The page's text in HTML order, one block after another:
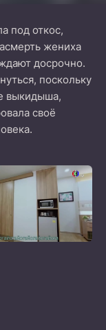
под откос,
жениха
досрочно.
поскольку
выкидыша,
своё